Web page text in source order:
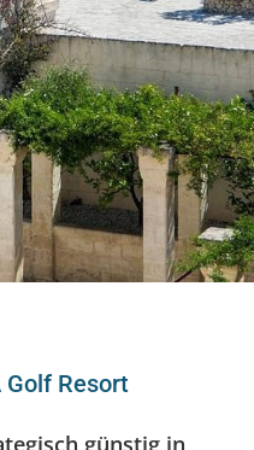
Golf Resort
günstig in